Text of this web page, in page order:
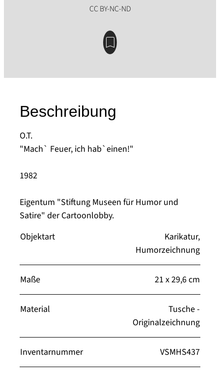
Beschreibung
O.T.
"Mach` Feuer, ich hab`einen!"
1982
Eigentum "Stiftung Museen für Humor und
Satire" der Cartoonlobby.
Objektart
Karikatur,
Humorzeichnung
Maße 21 x 29,6 cm
Material
Tusche -
Originalzeichnung
Inventarnummer VSMHS437